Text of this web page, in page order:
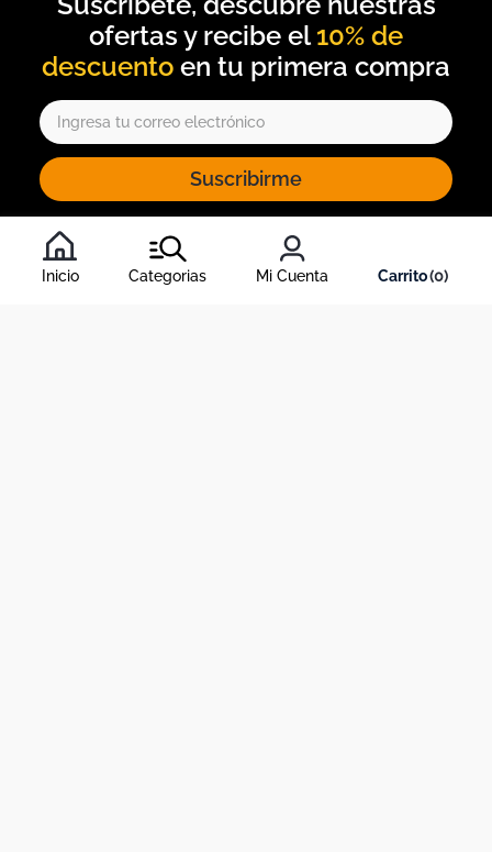
Inicio Categorias Mi Cuenta 0
10% de
descuento
Suscribirme
Al inscribirte al newsletter, aceptas nuestros
condiciones
, y nuestrapolítica de tratamiento de información